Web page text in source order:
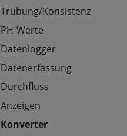
Trübung/Konsistenz
PH-Werte
Datenlogger
Datenerfassung
Durchfluss
Anzeigen
Konverter